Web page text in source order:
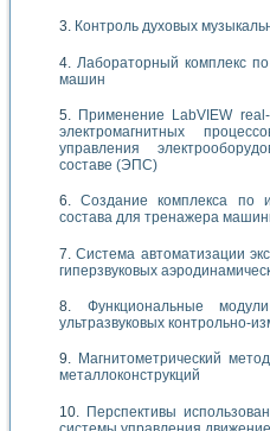
Контроль духовых
Лабораторный комплекс
машин
Применение LabVIEW
электромагнитных
управления
составе (ЭПС)
Создание комплекса по
состава для тренажера
Система автоматизации
гиперзвуковых
Функциональные
ультразвуковых контрольно-
Магнитометрический
металлоконструкций
Перспективы